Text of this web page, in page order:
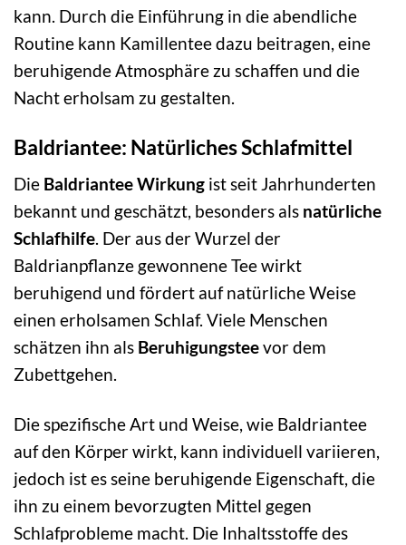
kann. Durch die Einführung in die abendliche
Routine kann Kamillentee dazu beitragen, eine
beruhigende Atmosphäre zu schaffen und die
Nacht erholsam zu gestalten.
Baldriantee: Natürliches Schlafmittel
Die Baldriantee Wirkung ist seit Jahrhunderten
bekannt und geschätzt, besonders als natürliche
Schlafhilfe. Der aus der Wurzel der
Baldrianpflanze gewonnene Tee wirkt
beruhigend und fördert auf natürliche Weise
einen erholsamen Schlaf. Viele Menschen
schätzen ihn als Beruhigungsteevor dem
Zubettgehen.
Die spezifische Art und Weise, wie Baldriantee
auf den Körper wirkt, kann individuell variieren,
jedoch ist es seine beruhigende Eigenschaft, die
ihn zu einem bevorzugten Mittel gegen
Schlafprobleme macht. Die Inhaltsstoffe des